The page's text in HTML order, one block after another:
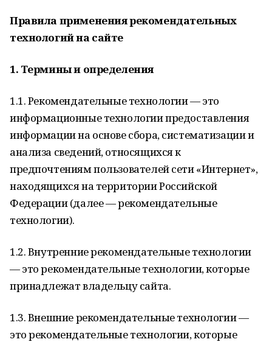
Правила применения рекомендательных
технологий на сайте
1. Термины и определения
1.1. Рекомендательные технологии — это
информационные технологии предоставления
информации на основе сбора, систематизации и
анализа сведений, относящихся к
предпочтениям пользователей сети «Интернет»,
находящихся на территории Российской
Федерации (далее — рекомендательные
технологии).
1.2. Внутренние рекомендательные технологии
— это рекомендательные технологии, которые
принадлежат владельцу сайта.
1.3. Внешние рекомендательные технологии —
это рекомендательные технологии, которые